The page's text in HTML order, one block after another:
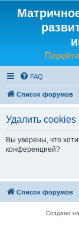
FAQ
Список форумов
Удалить cookies
Вы уверены, что
конференцией?
Список форумов
Создано